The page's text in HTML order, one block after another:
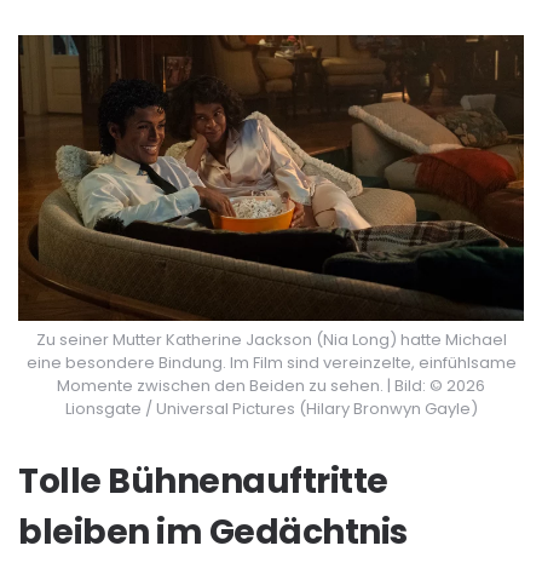
Zu seiner Mutter Katherine Jackson (Nia Long) hatte Michael
eine besondere Bindung. Im Film sind vereinzelte, einfühlsame
Momente zwischen den Beiden zu sehen. | Bild: © 2026
Lionsgate / Universal Pictures (Hilary Bronwyn Gayle)
Tolle Bühnenauftritte
bleiben im Gedächtnis